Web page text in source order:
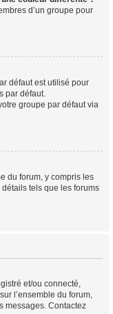
d’un groupe pour
défaut est utilisé pour
par défaut.
groupe par défaut via
du forum, y compris les
tels que les forums
et/ou connecté,
l’ensemble du forum,
messages. Contactez